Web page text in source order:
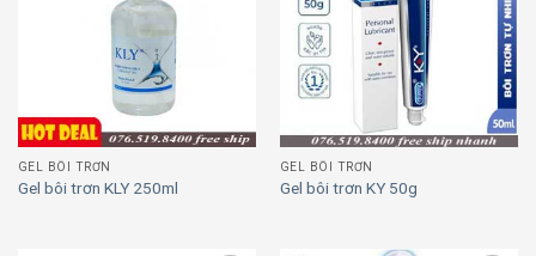
GEL BÔI TRƠN
Gel bôi trơn KLY 250ml
wishlist
GEL BÔI TRƠN
Gel bôi trơn KY 50g